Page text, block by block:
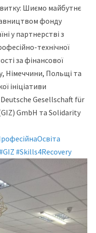
Шиємо майбутнє
фонду
у партнерстві з
технічної
за фінансової
Німеччини, Польщі та
ініціативи
Deutsche Gesellschaft für
GmbH та Solidarity
#Skills4Recovery